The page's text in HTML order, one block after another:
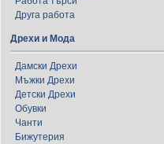
Друга работа
Дрехи и Мода
Дамски Дрехи
Мъжки Дрехи
Детски Дрехи
Обувки
Чанти
Бижутерия